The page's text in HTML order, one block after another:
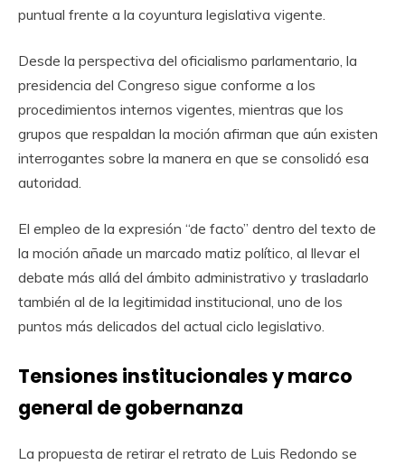
puntual frente a la coyuntura legislativa vigente.
Desde la perspectiva del oficialismo parlamentario, la
presidencia del Congreso sigue conforme a los
procedimientos internos vigentes, mientras que los
grupos que respaldan la moción afirman que aún existen
interrogantes sobre la manera en que se consolidó esa
autoridad.
El empleo de la expresión “de facto” dentro del texto de
la moción añade un marcado matiz político, al llevar el
debate más allá del ámbito administrativo y trasladarlo
también al de la legitimidad institucional, uno de los
puntos más delicados del actual ciclo legislativo.
Tensiones institucionales y marco
general de gobernanza
La propuesta de retirar el retrato de Luis Redondo se